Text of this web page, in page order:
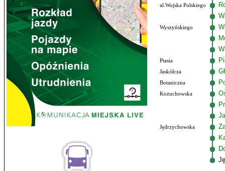
al.Wojska Polskiego
Wyszyńskiego
Ptasia
Jaskółcza
Botaniczna
Kożuchowska
Jędrzychowska